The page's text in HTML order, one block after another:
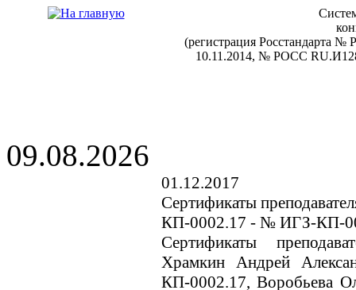
(регистрация
10.11.2014, № РОСС
09.08.2026
01.12.2017
Сертификаты
КП-0002.17 - № ИГЗ-КП-
Сертификаты
Храмкин Андрей
КП-0002.17, Воробьева